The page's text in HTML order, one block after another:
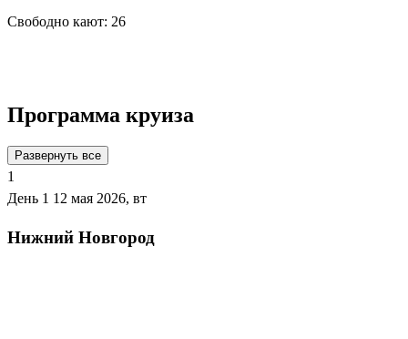
Свободно кают: 26
Программа круиза
Развернуть все
1
День 1 12 мая 2026, вт
Нижний Новгород